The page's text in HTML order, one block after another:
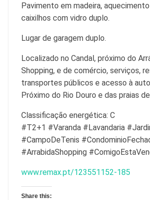
Pavimento em madeira,
caixilhos com vidro duplo.
Lugar de garagem duplo.
Localizado no Candal, próximo do
Shopping, e de comércio, serviços,
transportes públicos e acesso à
Próximo do Rio Douro e das praias de
Classificação energética: C
#T2+1 #Varanda #Lavandaria
#CampoDeTenis
#ArrabidaShopping
www.remax.pt/123551152-185
Share this: